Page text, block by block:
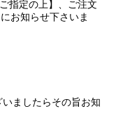
指定の上】、ご注文
お知らせ下さいま
ましたらその旨お知